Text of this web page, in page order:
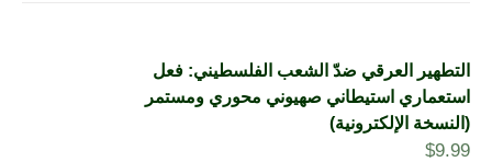
التطهير العرقي ضدّ الشعب الفلسطيني: فعل
استعماري استيطاني صهيوني محوري ومستمر
(النسخة الإلكترونية)
$9.99